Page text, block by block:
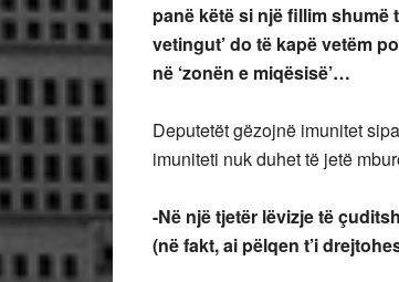
panë këtë si një fillim shumë
vetingut’ do të kapë vetëm
në ‘zonën e miqësisë’…
Deputetët gëzojnë imunitet
imuniteti nuk duhet të jetë
-Në një tjetër lëvizje të
(në fakt, ai pëlqen t’i